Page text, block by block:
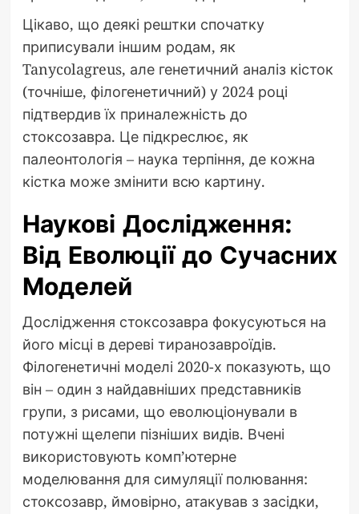
Цікаво, що деякі рештки спочатку
приписували іншим родам, як
Tanycolagreus, але генетичний аналіз кісток
(точніше, філогенетичний) у 2024 році
підтвердив їх приналежність до
стоксозавра. Це підкреслює, як
палеонтологія – наука терпіння, де кожна
кістка може змінити всю картину.
Наукові Дослідження:
Від Еволюції до Сучасних
Моделей
Дослідження стоксозавра фокусуються на
його місці в дереві тиранозавроїдів.
Філогенетичні моделі 2020-х показують, що
він – один з найдавніших представників
групи, з рисами, що еволюціонували в
потужні щелепи пізніших видів. Вчені
використовують комп’ютерне
моделювання для симуляції полювання:
стоксозавр, ймовірно, атакував з засідки,